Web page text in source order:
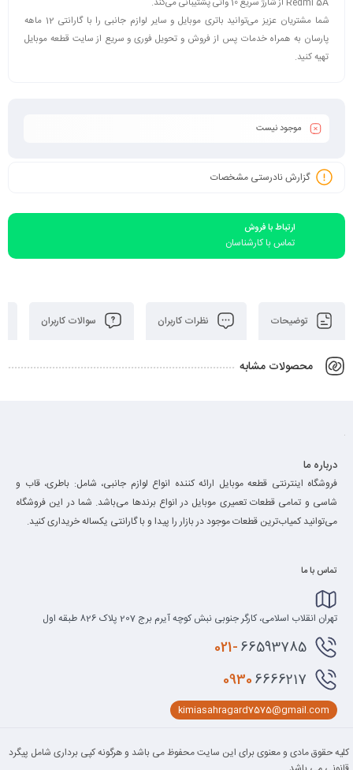
شما مشتریان عزیز می‌توانید باتری موبایل و سایر لوازم جانبی را با گارانتی 12 ماهه
پارسان به همراه خدمات پس از فروش و تحویل فوری و سریع از سایت قطعه موبایل
تهیه کنید.
موجود نیست
گزارش نادرستی مشخصات
ارتباط با فروش
تماس با کارشناسان
توضیحات نظرات کاربران سوالات کاربران
محصولات مشابه
درباره ما
فروشگاه اینترنتی قطعه موبایل ارائه کننده انواع لوازم جانبی، شامل: باطری، قاب و
شاسی و تمامی قطعات تعمیری موبایل در انواع برند‌ها می‌باشد. شما در این فروشگاه
می‌توانید کمیاب‌ترین قطعات موجود در بازار را پیدا و با گارانتی یکساله خریداری کنید.
تماس با ما
تهران انقلاب اسلامی، کارگر جنوبی نبش کوچه آیرم برج 207 پلاک 826 طبقه اول
021-66593785
09306666217
kimiasahragard7575@gmail.com
کلیه حقوق مادی و معنوی برای این سایت محفوظ می باشد و هرگونه کپی برداری شامل پیگرد